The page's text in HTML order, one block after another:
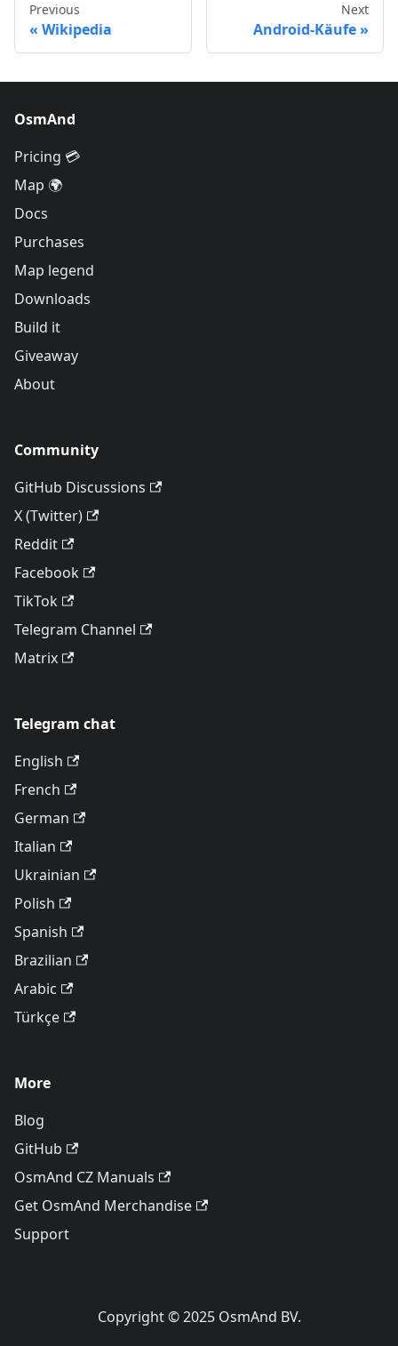
Previous
Wikipedia
Next
Android-Käufe
OsmAnd
Pricing 💳
Map 🌍
Docs
Purchases
Map legend
Downloads
Build it
Giveaway
About
Community
GitHub Discussions
X (Twitter)
Reddit
Facebook
TikTok
Telegram Channel
Matrix
Telegram chat
English
French
German
Italian
Ukrainian
Polish
Spanish
Brazilian
Arabic
Türkçe
More
Blog
GitHub
OsmAnd CZ Manuals
Get OsmAnd Merchandise
Support
Copyright © 2025 OsmAnd BV.